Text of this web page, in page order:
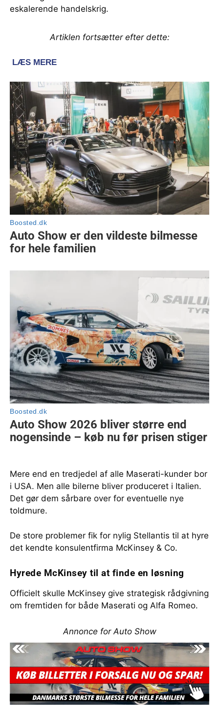
eskalerende handelskrig.
Artiklen fortsætter efter dette:
Mere end en tredjedel af alle Maserati-kunder bor
i USA. Men alle bilerne bliver produceret i Italien.
Det gør dem sårbare over for eventuelle nye
toldmure.
De store problemer fik for nylig Stellantis til at hyre
det kendte konsulentfirma McKinsey & Co.
Hyrede McKinsey til at finde en løsning
Officielt skulle McKinsey give strategisk rådgivning
om fremtiden for både Maserati og Alfa Romeo.
Annonce for Auto Show